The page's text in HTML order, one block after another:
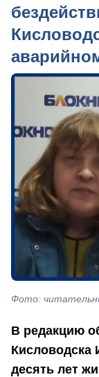
Фото:
В редакцию
Кисловодска
десять лет